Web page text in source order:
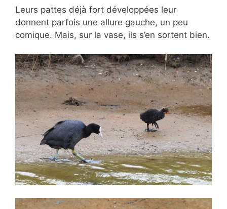
Leurs pattes déjà fort développées leur
donnent parfois une allure gauche, un peu
comique. Mais, sur la vase, ils s’en sortent bien.